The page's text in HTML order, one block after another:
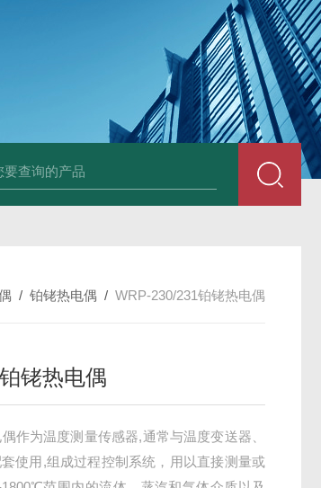
731套管式热电阻 塑料液面计
/ 铂铑热电偶 / WRP-230/231铂铑热电偶
铑热电偶
作为温度测量传感器,通常与温度变送器、
使用,组成过程控制系统，用以直接测量或